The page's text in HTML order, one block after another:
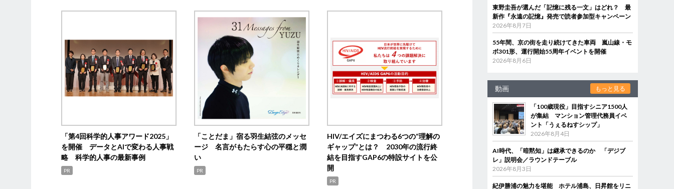
「第4回科学的人事アワード2025」
を開催 データとAIで変わる人事戦
略 科学的人事の最新事例
PR
「ことだま」宿る羽生結弦のメッセ
ージ 名言がもたらす心の平穏と潤
い
PR
HIV/エイズにまつわる6つの“理解の
ギャップ”とは？ 2030年の流行終
結を目指すGAP6の特設サイトを公
開
PR
東野圭吾が選んだ「記憶に残る一文」はどれ？ 最
新作『永遠の記憶』発売で読者参加型キャンペーン
2026年8月7日
55年間、京の街を走り続けてきた車両 嵐山線・モ
ボ301形、運行開始55周年イベントを開催
2026年8月6日
動画 もっと見る
「100歳現役」目指すシニア1500人
が集結 マンション管理代務員イベ
ント「うぇるねすシップ」
2026年8月4日
AI時代、「暗黙知」は継承できるのか 「デジブ
レ」説明会／ラウンドテーブル
2026年8月3日
紀伊勝浦の魅力を堪能 ホテル浦島、日昇館をリニ